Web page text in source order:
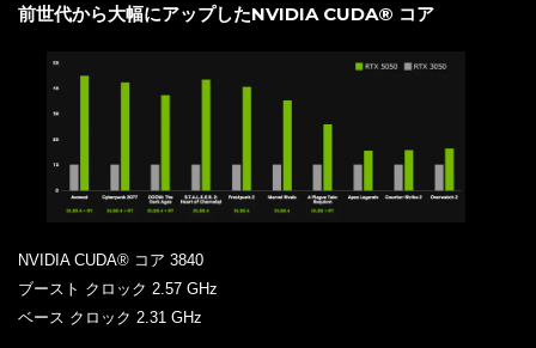
前世代から大幅にアップしたNVIDIA CUDA® コア
NVIDIA CUDA® コア 3840
ブースト クロック 2.57 GHz
ベース クロック 2.31 GHz